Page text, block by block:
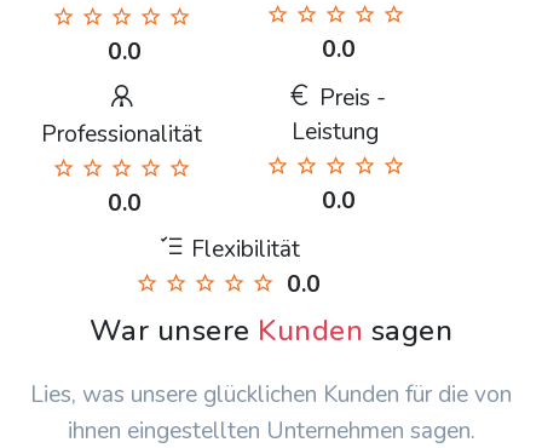
0.0 0.0
Professionalität
0.0
Preis -
Leistung
0.0
Flexibilität
0.0
War unsere Kunden sagen
Lies, was unsere glücklichen Kunden für die von
ihnen eingestellten Unternehmen sagen.